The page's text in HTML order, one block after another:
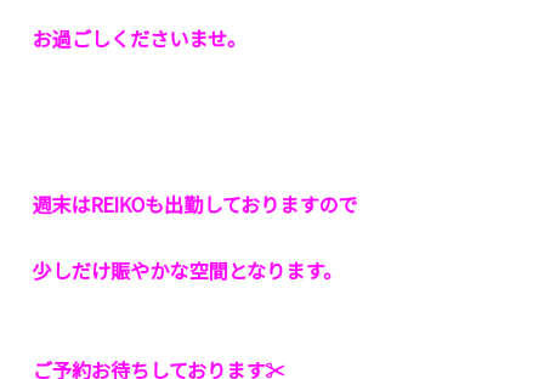
お過ごしくださいませ。
週末はREIKOも出勤しておりますので
少しだけ賑やかな空間となります。
ご予約お待ちしております✂︎